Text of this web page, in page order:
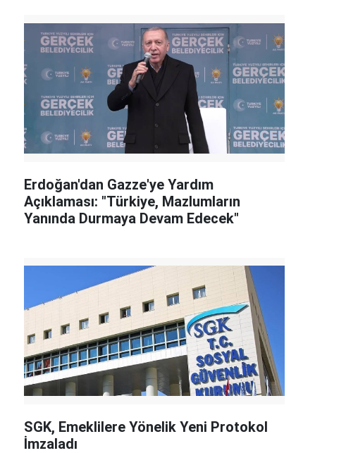
Erdoğan'dan Gazze'ye Yardım
Açıklaması: "Türkiye, Mazlumların
Yanında Durmaya Devam Edecek"
SGK, Emeklilere Yönelik Yeni Protokol
İmzaladı